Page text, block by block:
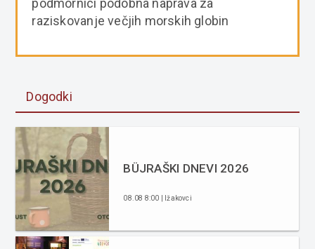
podmornici podobna naprava za
raziskovanje večjih morskih globin
Dogodki
BÜJRAŠKI DNEVI 2026
08.08 8:00 | Ižakovci